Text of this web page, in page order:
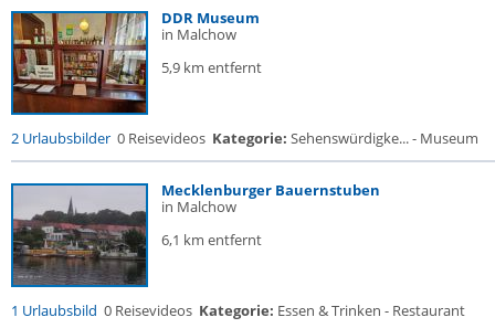
DDR Museum
in Malchow
5,9 km entfernt
2 Urlaubsbilder 0 Reisevideos Kategorie: Sehenswürdigke... - Museum
Mecklenburger Bauernstuben
in Malchow
6,1 km entfernt
1 Urlaubsbild 0 Reisevideos Kategorie: Essen & Trinken - Restaurant